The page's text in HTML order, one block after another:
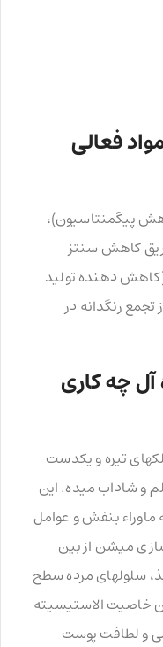
فعالی
پیگمنتاسیون)،
کاهش سنتز
(کاهش دهنده تولید
رنگدانه در
چه کاری
تیره و یکدست
و شاداب میده. این
ماوراء بنفش و عوامل
میشن از بین
سلولهای مرده سطح
خاصیت الاستیسیته
و لطافت پوست